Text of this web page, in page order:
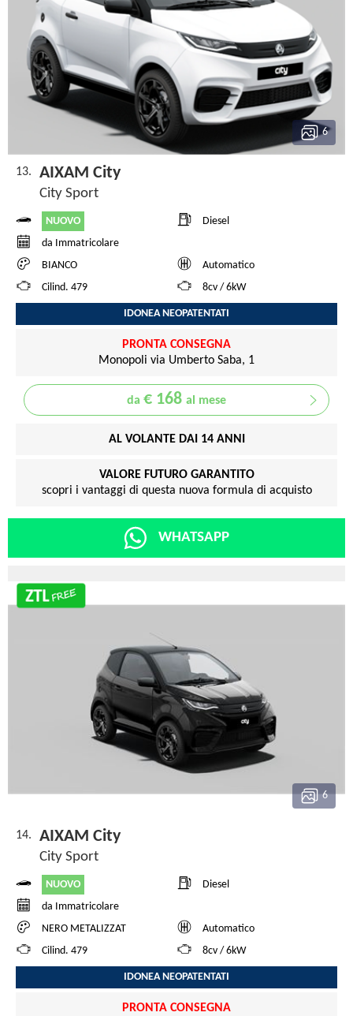
6
13. AIXAM City
City Sport
NUOVO
Diesel
da Immatricolare
BIANCO
Automatico
Cilind. 479
8cv / 6kW
IDONEA NEOPATENTATI
PRONTA CONSEGNA
Monopoli via Umberto Saba, 1
da € 168 al mese
AL VOLANTE DAI 14 ANNI
VALORE FUTURO GARANTITO
scopri i vantaggi di questa nuova formula di acquisto
WHATSAPP
6
14. AIXAM City
City Sport
NUOVO
Diesel
da Immatricolare
NERO METALIZZAT
Automatico
Cilind. 479
8cv / 6kW
IDONEA NEOPATENTATI
PRONTA CONSEGNA